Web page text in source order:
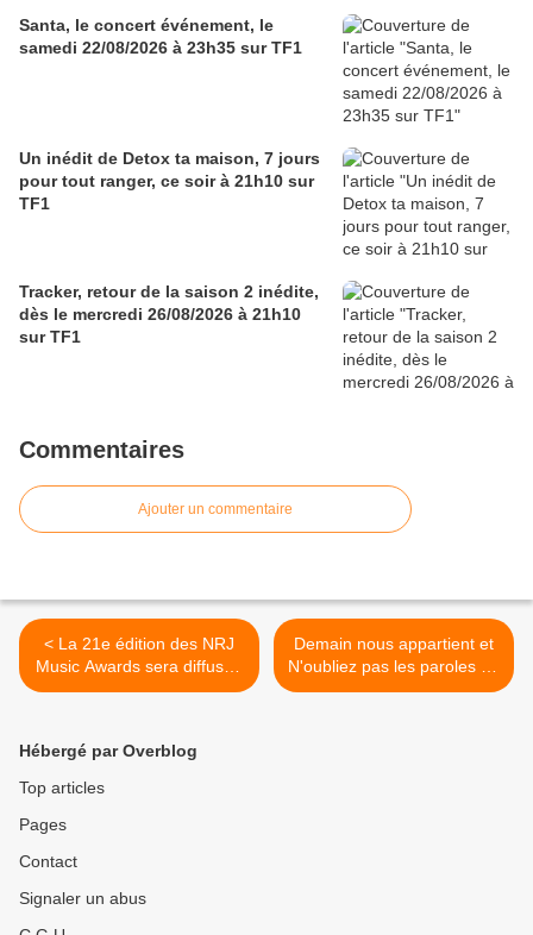
Santa, le concert événement, le
samedi 22/08/2026 à 23h35 sur TF1
Un inédit de Detox ta maison, 7 jours
pour tout ranger, ce soir à 21h10 sur
TF1
Tracker, retour de la saison 2 inédite,
dès le mercredi 26/08/2026 à 21h10
sur TF1
Commentaires
Ajouter un commentaire
< La 21e édition des NRJ
Music Awards sera diffusée
en direct de Cannes le
Demain nous appartient et
N'oubliez pas les paroles au
coude à coude. Plus belle la
Hébergé par Overblog
Top articles
Pages
Contact
Signaler un abus